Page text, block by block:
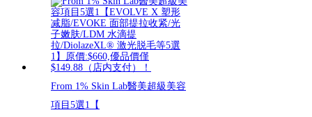
From 1% Skin Lab醫美超級美容
項目5選1​【